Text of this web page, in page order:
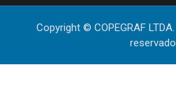
Copyright © COPEGRAF